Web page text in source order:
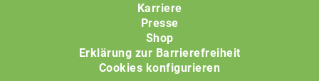
Karriere
Presse
Shop
Erklärung zur Barrierefreiheit
Cookies konfigurieren